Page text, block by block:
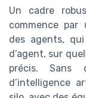
Un cadre
commence par
des agents,
d’agent, sur
précis. Sans
d’intelligence